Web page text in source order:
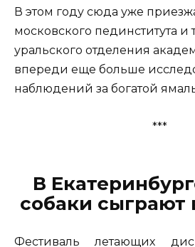
В этом году сюда уже
московского пединститута
уральского отделения
впереди еще больше
наблюдений за богатой
***
В
собаки сыграют
Фестиваль летающих